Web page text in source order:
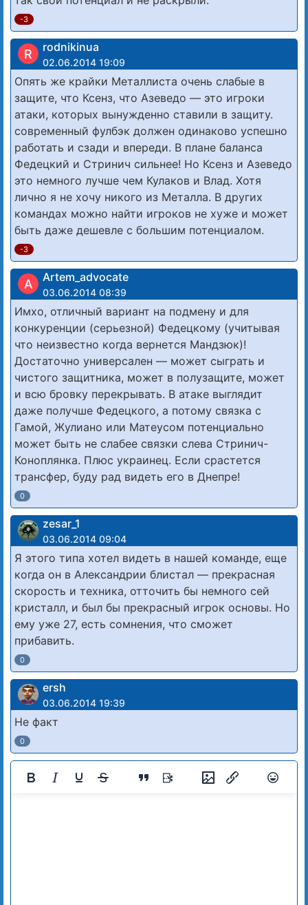
-3
R rodnikinua
02.06.2014 19:09
Опять же крайки Металлиста очень слабые в
защите, что Ксенз, что Азеведо — это игроки
атаки, которых вынужденно ставили в защиту.
современный фулбэк должен одинаково успешно
работать и сзади и впереди. В плане баланса
Федецкий и Стринич сильнее! Но Ксенз и Азеведо
это немного лучше чем Кулаков и Влад. Хотя
лично я не хочу никого из Металла. В других
командах можно найти игроков не хуже и может
быть даже дешевле с большим потенциалом.
-3
A Artem_advocate
03.06.2014 08:39
Имхо, отличный вариант на подмену и для
конкуренции (серьезной) Федецкому (учитывая
что неизвестно когда вернется Мандзюк)!
Достаточно универсален — может сыграть и
чистого защитника, может в полузащите, может
и всю бровку перекрывать. В атаке выглядит
даже получше Федецкого, а потому связка с
Гамой, Жулиано или Матеусом потенциально
может быть не слабее связки слева Стринич-
Коноплянка. Плюс украинец. Если срастется
трансфер, буду рад видеть его в Днепре!
0
zesar_1
03.06.2014 09:04
Я этого типа хотел видеть в нашей команде, еще
когда он в Александрии блистал — прекрасная
скорость и техника, отточить бы немного сей
кристалл, и был бы прекрасный игрок основы. Но
ему уже 27, есть сомнения, что сможет
прибавить.
0
ersh
03.06.2014 19:39
Не факт
0